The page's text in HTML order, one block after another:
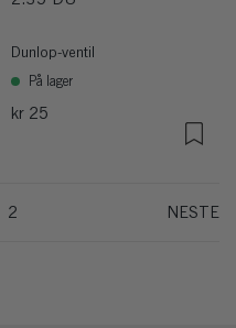
Dunlop-ventil
På lager
kr 25
2 NESTE